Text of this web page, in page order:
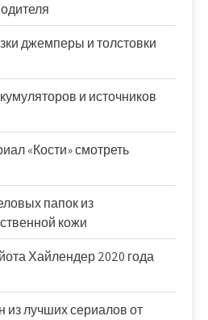
джемперы и толстовки
и источников
«Кости» смотреть
папок из
кожи
Хайлендер 2020 года
из лучших сериалов от